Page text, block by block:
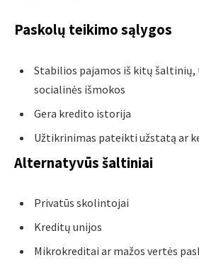
Paskolų teikimo sąlygos
Stabilios pajamos iš kitų šaltinių,
socialinės išmokos
Gera kredito istorija
Užtikrinimas pateikti užstatą ar
Alternatyvūs šaltiniai
Privatūs skolintojai
Kreditų unijos
Mikrokreditai ar mažos vertės